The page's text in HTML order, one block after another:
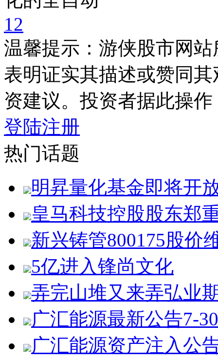
12
温馨提示：游侠股市网
表明证实其描述或赞同
资建议。投资者据此操
登陆注册
热门话题
明昇量化基金即将开
皇马科技控股股东郑
新兴铸管800175股价
5亿进入锋尚文化
弄完山堆又来弄弘业
广汇能源最新公告7-30
广汇能源资产注入公